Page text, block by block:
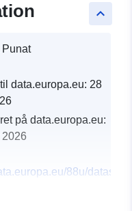
keyboard_arrow_up
data.europa.eu: 28
på data.europa.eu:
88u/dataset/